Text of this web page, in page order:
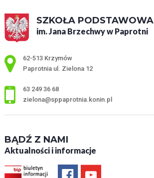
SZKOŁA PODSTAWOWA
im. Jana Brzechwy w Paprotni
Adres pocztowy:
62-513 Krzymów
Paprotnia ul. Zielona 12
63 249 36 68
zielona@sppaprotnia.konin.pl
BĄDŹ Z NAMI
Aktualności i informacje